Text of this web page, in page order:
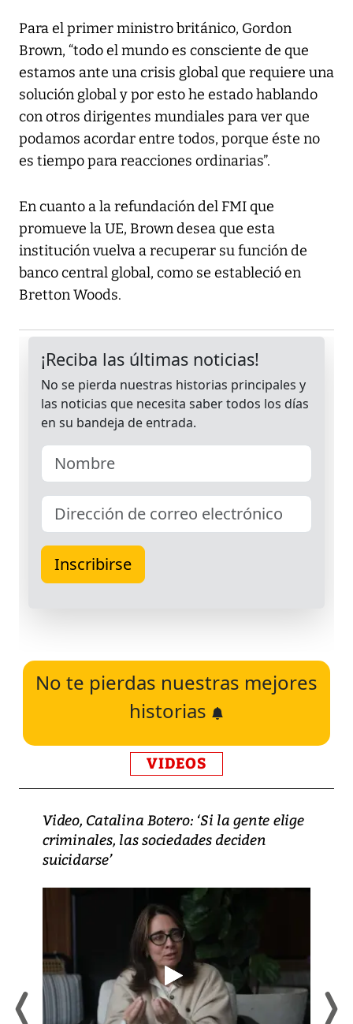
Para el primer ministro británico, Gordon
Brown, “todo el mundo es consciente de que
estamos ante una crisis global que requiere una
solución global y por esto he estado hablando
con otros dirigentes mundiales para ver que
podamos acordar entre todos, porque éste no
es tiempo para reacciones ordinarias”.
En cuanto a la refundación del FMI que
promueve la UE, Brown desea que esta
institución vuelva a recuperar su función de
banco central global, como se estableció en
Bretton Woods.
No te pierdas nuestras mejores
historias
VIDEOS
Video, Catalina Botero: ‘Si la gente elige
criminales, las sociedades deciden
suicidarse’